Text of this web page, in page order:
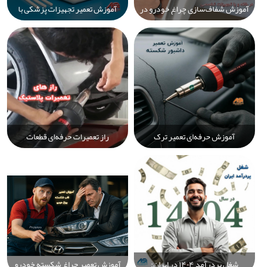
آموزش شفاف‌سازی چراغ خودرو در
خانه: راهنمای گام‌به‌گام برای ترمیم،
پولیش و بازگرداندن شفافیت
چراغ‌ها به‌صورت سریع و آسان
آموزش تعمیر تجهیزات پزشکی با
جوش پلاستیک | ترمیم قطعات
آسیب‌دیده دستگاه‌های پزشکی با
Prolektro
آموزش حرفه‌ای تعمیر ترک
داشبورد خودرو | راهنمای گام‌به‌گام
ترمیم دائمی و مؤثر با دستگاه جوش
پلاستیک
راز تعمیرات حرفه‌ای قطعات
پلاستیکی خودرو با دستگاه جوش
بادوام و اقتصادی برای ترمیم سپر،
باک و قطعات آسیب‌دیده